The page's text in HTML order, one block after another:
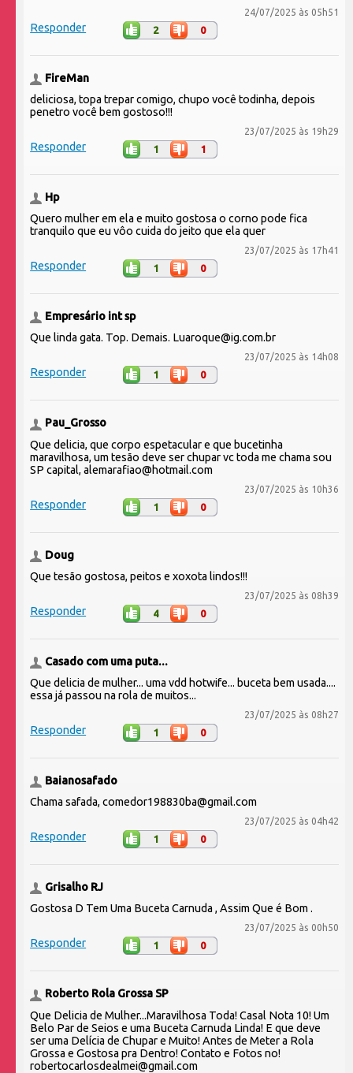
24/07/2025 às 05h51
Responder 2 0
FireMan
deliciosa, topa trepar comigo, chupo você todinha, depois
penetro você bem gostoso!!!
23/07/2025 às 19h29
Responder 1 1
Hp
Quero mulher em ela e muito gostosa o corno pode fica
tranquilo que eu vôo cuida do jeito que ela quer
23/07/2025 às 17h41
Responder 1 0
Empresário int sp
Que linda gata. Top. Demais. Luaroque@ig.com.br
23/07/2025 às 14h08
Responder 1 0
Pau_Grosso
Que delicia, que corpo espetacular e que bucetinha
maravilhosa, um tesão deve ser chupar vc toda me chama sou
SP capital, alemarafiao@hotmail.com
23/07/2025 às 10h36
Responder 1 0
Doug
Que tesão gostosa, peitos e xoxota lindos!!!
23/07/2025 às 08h39
Responder 4 0
Casado com uma puta...
Que delicia de mulher... uma vdd hotwife... buceta bem usada....
essa já passou na rola de muitos...
23/07/2025 às 08h27
Responder 1 0
Baianosafado
Chama safada, comedor198830ba@gmail.com
23/07/2025 às 04h42
Responder 1 0
Grisalho RJ
Gostosa D Tem Uma Buceta Carnuda , Assim Que é Bom .
23/07/2025 às 00h50
Responder 1 0
Roberto Rola Grossa SP
Que Delicia de Mulher...Maravilhosa Toda! Casal Nota 10! Um
Belo Par de Seios e uma Buceta Carnuda Linda! E que deve
ser uma Delícia de Chupar e Muito! Antes de Meter a Rola
Grossa e Gostosa pra Dentro! Contato e Fotos no!
robertocarlosdealmei@gmail.com